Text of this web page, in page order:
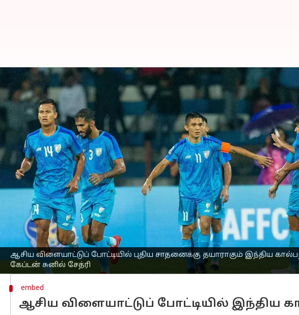
ஆசிய விளையாட்டுப் போட்டியில் புதிய சாதனைக்கு தயாராகும் இந்திய
கேப்டன் சுனில் சேத்ரி
ஆசிய விளையாட்டுப் போட்டியில்
அணி கேப்டன் சுனில் சேத்ரி
எழுதியவர் Sekar Chinnappan Sep 18, 2023 08:56 pm
செய்தி முன்னோட்டம்
சீனாவில் நடைபெற உள்ளஆசிய விளையாட்டுப்
மூலம் சுனில் சேத்ரி புதிய சாதனை படைக்க உள்ளார்.
சுனில் சேத்ரி 2014இல் ஏற்கனவே இந்திய அணியின்
தற்போது இரண்டாவது முறையாக இந்திய அணியை
இதன் மூலம் இந்திய கால்பந்து அணிக்கு ஆசிய
மூன்றாவது வீரர் என்ற சாதனை படைக்க உள்ளார்.
இதற்கு முன்னதாக, சைலன் மன்னா 1951 மற்றும் 1954
embed
ஆசிய விளையாட்டுப் போட்டியில் இந்திய